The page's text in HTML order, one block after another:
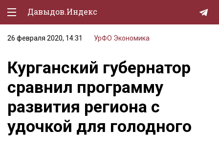
Давыдов.Индекс
Политическая жизнь
Экономика
Природа
Образование
Спорт
26 февраля 2020, 14:31 УрФО Экономика
Курганский губернатор
сравнил программу
развития региона с
удочкой для голодного